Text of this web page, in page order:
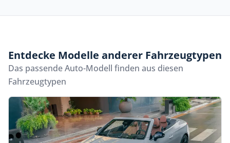
Entdecke Modelle anderer Fahrzeugtypen
Das passende Auto-Modell finden aus diesen
Fahrzeugtypen